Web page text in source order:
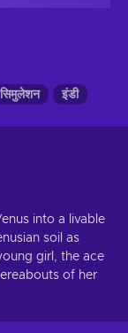
सिमुलेशन इंडी
into a livable
soil as
girl, the ace
of her